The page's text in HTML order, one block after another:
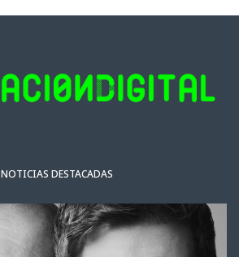
NOTICIAS DESTACADAS